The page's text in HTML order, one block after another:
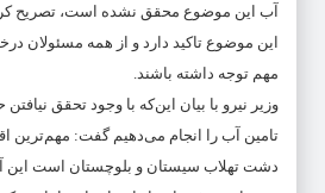
آب این موضوع محقق نشده است، تصریح
این موضوع تاکید دارد و از همه مسئولان
مهم توجه داشته باشند.
وزیر نیرو با بیان این‌که با وجود تحقق
تامین آب را انجام می‌دهیم گفت: مهم‌ترین
دشت تهلاب سیستان و بلوچستان است این